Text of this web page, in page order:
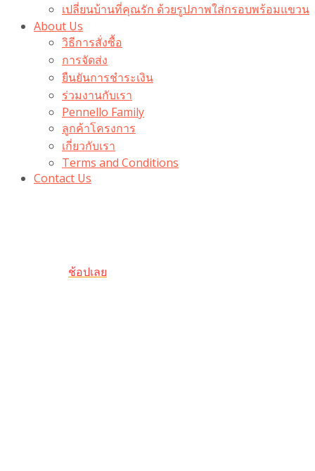
เปลี่ยนบ้านที่คุณรัก ด้วยรูปภาพใส่กรอบพร้อมแขวน​
About Us
วิธีการสั่งซื้อ
การจัดส่ง
ยืนยันการชำระเงิน
ร่วมงานกับเรา
Pennello Family
ลูกค้าโครงการ
เกี่ยวกับเรา
Terms and Conditions
Contact Us
ช้อปเลย